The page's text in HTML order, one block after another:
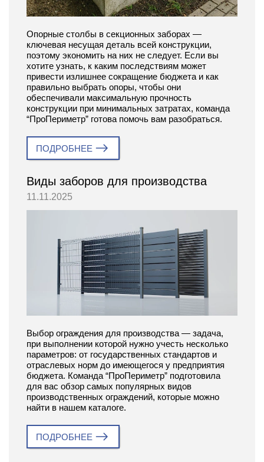
Опорные столбы в секционных заборах —
ключевая несущая деталь всей конструкции,
поэтому экономить на них не следует. Если вы
хотите узнать, к каким последствиям может
привести излишнее сокращение бюджета и как
правильно выбрать опоры, чтобы они
обеспечивали максимальную прочность
конструкции при минимальных затратах, команда
“ПроПериметр” готова помочь вам разобраться.
ПОДРОБНЕЕ
Виды заборов для производства
11.11.2025
Выбор ограждения для производства — задача,
при выполнении которой нужно учесть несколько
параметров: от государственных стандартов и
отраслевых норм до имеющегося у предприятия
бюджета. Команда “ПроПериметр” подготовила
для вас обзор самых популярных видов
производственных ограждений, которые можно
найти в нашем каталоге.
ПОДРОБНЕЕ